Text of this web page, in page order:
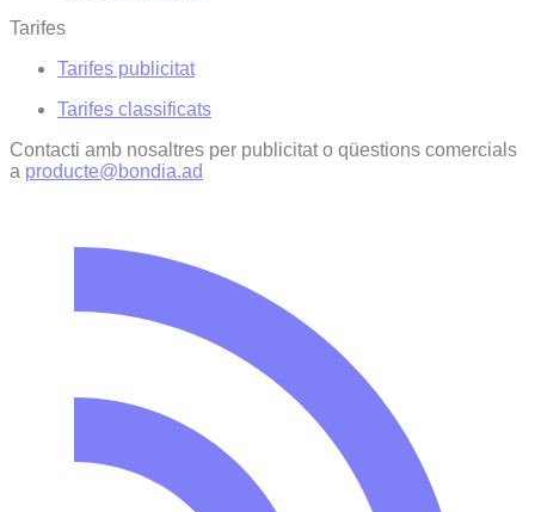
Tarifes
Tarifes publicitat
Tarifes classificats
Contacti amb nosaltres per publicitat o qüestions comercials
a producte@bondia.ad